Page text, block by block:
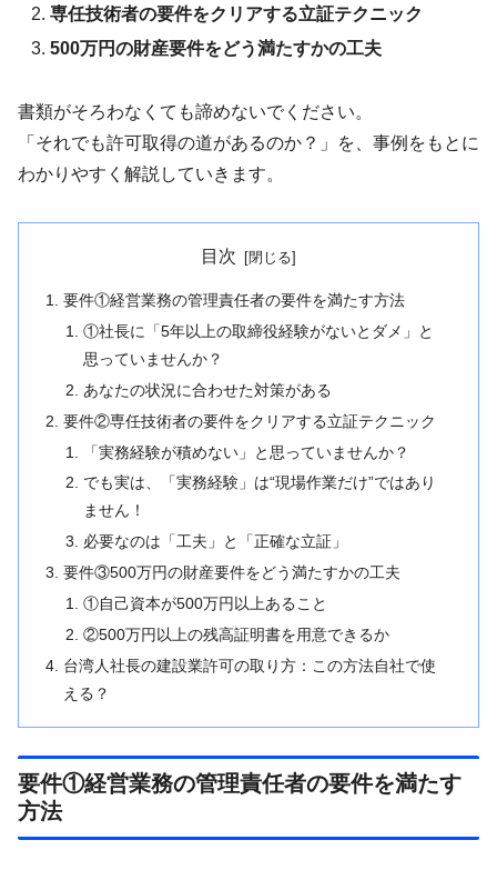
専任技術者の要件をクリアする立証テクニック
500万円の財産要件をどう満たすかの工夫
書類がそろわなくても諦めないでください。
「それでも許可取得の道があるのか？」を、事例をもとに
わかりやすく解説していきます。
目次
要件①経営業務の管理責任者の要件を満たす方法
①社長に「5年以上の取締役経験がないとダメ」と
思っていませんか？
あなたの状況に合わせた対策がある
要件②専任技術者の要件をクリアする立証テクニック
「実務経験が積めない」と思っていませんか？
でも実は、「実務経験」は“現場作業だけ”ではあり
ません！
必要なのは「工夫」と「正確な立証」
要件③500万円の財産要件をどう満たすかの工夫
①自己資本が500万円以上あること
②500万円以上の残高証明書を用意できるか
台湾人社長の建設業許可の取り方：この方法自社で使
える？
要件①経営業務の管理責任者の要件を満たす
方法